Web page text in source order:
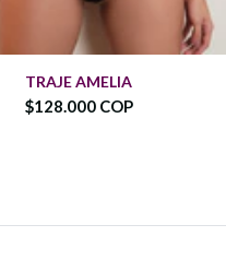
TRAJE AMELIA
$128.000 COP